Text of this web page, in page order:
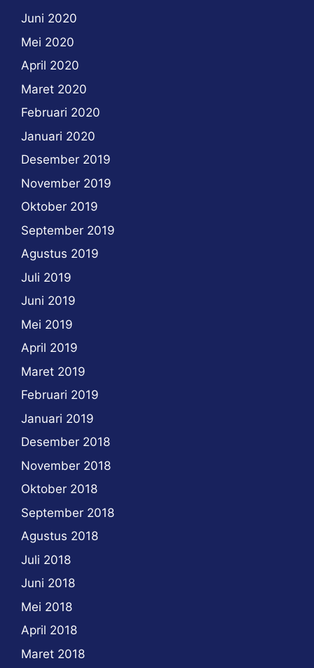
Juni 2020
Mei 2020
April 2020
Maret 2020
Februari 2020
Januari 2020
Desember 2019
November 2019
Oktober 2019
September 2019
Agustus 2019
Juli 2019
Juni 2019
Mei 2019
April 2019
Maret 2019
Februari 2019
Januari 2019
Desember 2018
November 2018
Oktober 2018
September 2018
Agustus 2018
Juli 2018
Juni 2018
Mei 2018
April 2018
Maret 2018